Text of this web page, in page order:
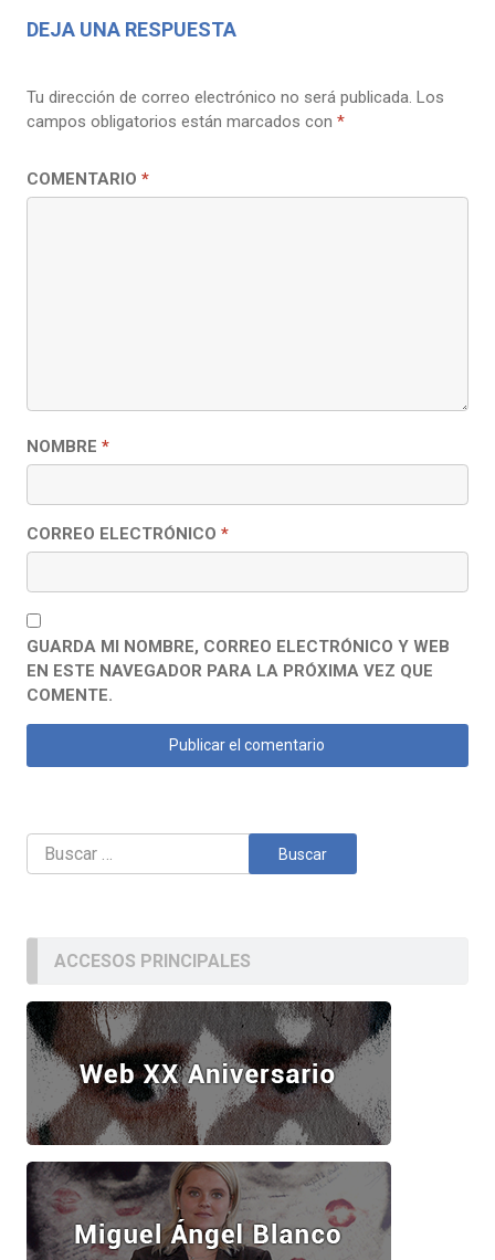
DEJA UNA RESPUESTA
Tu dirección de correo electrónico no será publicada. Los
campos obligatorios están marcados con *
COMENTARIO *
NOMBRE *
CORREO ELECTRÓNICO *
GUARDA MI NOMBRE, CORREO ELECTRÓNICO Y WEB
EN ESTE NAVEGADOR PARA LA PRÓXIMA VEZ QUE
COMENTE.
Buscar:
ACCESOS PRINCIPALES